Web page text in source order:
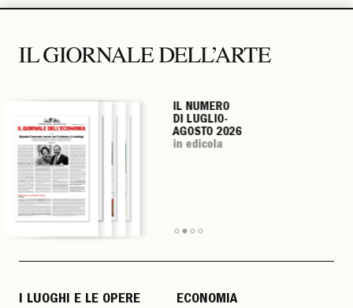
IL NUMERO
DI LUGLIO-
AGOSTO 2026
in edicola
IL NUMERO
DI LUGLIO-
AGOSTO 2026
in edicola
IL NUMERO
DI LUGLIO-
AGOSTO 2026
in edicola
IL NUMERO
DI LUGLIO-
AGOSTO 2026
in edicola
I LUOGHI E LE OPERE ECONOMIA